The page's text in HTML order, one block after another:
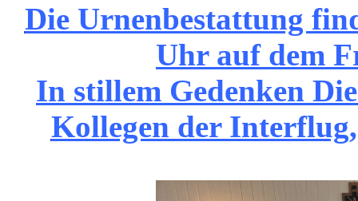
Die Urnenbestattung
Uhr auf dem
In stillem Gedenken
Kollegen der